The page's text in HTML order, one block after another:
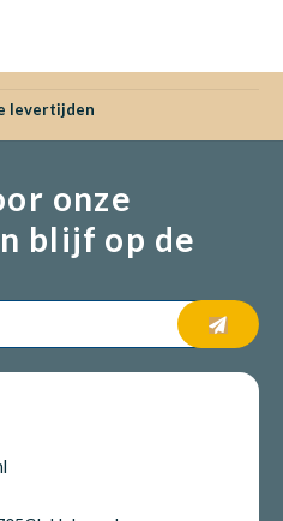
levertijden
onze
blijf op de